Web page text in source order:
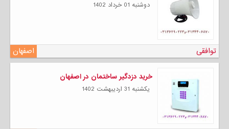
دوشنبه 01 خرداد 1402
اصفهان توافقی
خرید دزدگیر ساختمان در اصفهان
يكشنبه 31 ارديبهشت 1402